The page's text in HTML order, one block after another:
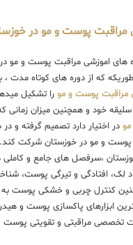
پوست و مو در
های اموزشی مراقبت پوست و مو
که از دوره های کوتاه مدت
پوست و مو را تشکیل
خود و همچنین میزان زمانی
در اختیار دارد تصمیم گرفته و
و مو در خوزستان شرکت کند.
،سرفصل های جامع و کاملی
لک، افتادگی و تیرگی پوست،
کنترل چربی و خشکی پوست به
ابزارهای پاکسازی پوست و
تخصصی مراقبتی و تقویتی پوست